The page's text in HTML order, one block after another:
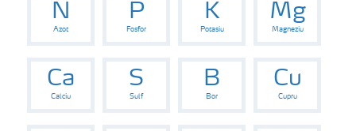
N
Azot
P
Fosfor
K
Potasiu
Mg
Magneziu
Ca
Calciu
S
Sulf
B
Bor
Cu
Cupru